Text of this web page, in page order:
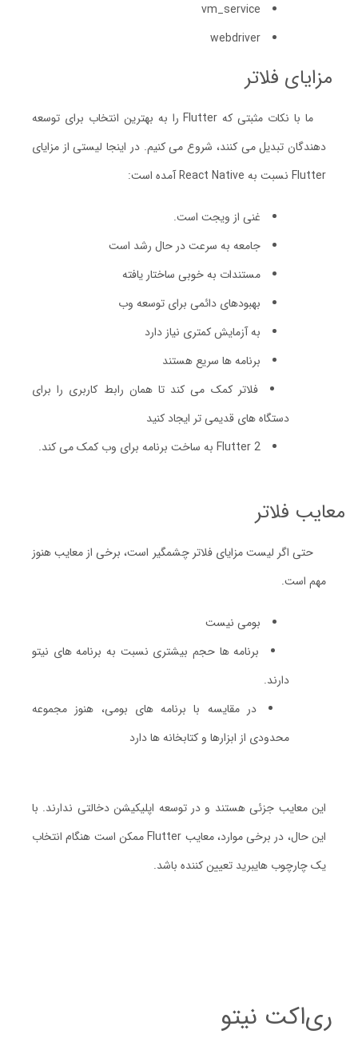
vm_service
webdriver
مزایای فلاتر
ما با نکات مثبتی که Flutter را به بهترین انتخاب برای توسعه
دهندگان تبدیل می کنند، شروع می کنیم. در اینجا لیستی از مزایای
Flutter نسبت به React Native آمده است:
غنی از ویجت است.
جامعه به سرعت در حال رشد است
مستندات به خوبی ساختار یافته
بهبودهای دائمی برای توسعه وب
به آزمایش کمتری نیاز دارد
برنامه ها سریع هستند
فلاتر کمک می کند تا همان رابط کاربری را برای
دستگاه های قدیمی تر ایجاد کنید
Flutter 2 به ساخت برنامه برای وب کمک می کند.
معایب فلاتر
حتی اگر لیست مزایای فلاتر چشمگیر است، برخی از معایب هنوز
مهم است.
بومی نیست
برنامه ها حجم بیشتری نسبت به برنامه های نیتو
دارند.
در مقایسه با برنامه های بومی، هنوز مجموعه
محدودی از ابزارها و کتابخانه ها دارد
این معایب جزئی هستند و در توسعه اپلیکیشن دخالتی ندارند. با
این حال، در برخی موارد، معایب Flutter ممکن است هنگام انتخاب
یک چارچوب هایبرید تعیین کننده باشد.
ری‌اکت نیتو